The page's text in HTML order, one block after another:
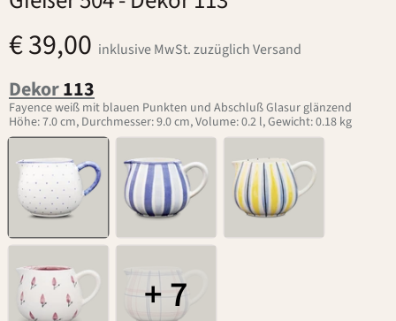
€ 39,00 inklusive MwSt. zuzüglich Versand
Dekor113
Fayence weiß mit blauen Punkten und Abschluß Glasur glänzend
Höhe: 7.0 cm, Durchmesser: 9.0 cm, Volume: 0.2 l, Gewicht: 0.18 kg
+ 7